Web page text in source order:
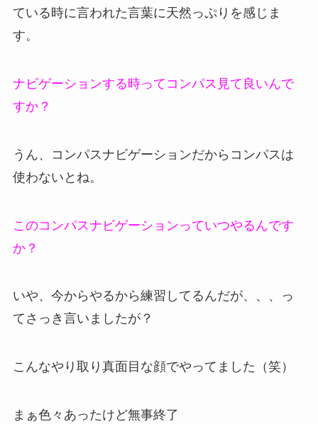
ている時に言われた言葉に天然っぷりを感じま
す。
ナビゲーションする時ってコンパス見て良いんで
すか？
うん、コンパスナビゲーションだからコンパスは
使わないとね。
このコンパスナビゲーションっていつやるんです
か？
いや、今からやるから練習してるんだが、、、っ
てさっき言いましたが？
こんなやり取り真面目な顔でやってました（笑）
まぁ色々あったけど無事終了